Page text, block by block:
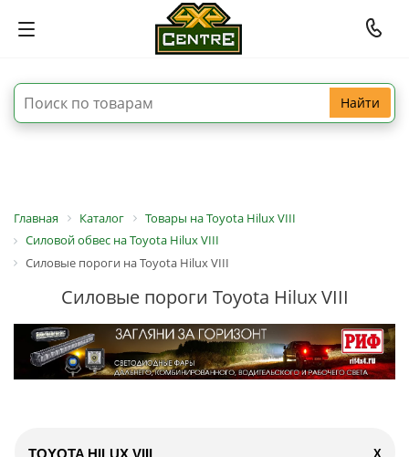
Найти
Главная Каталог
Товары на Toyota Hilux VIII
Силовой обвес на Toyota Hilux VIII
Силовые пороги на Toyota Hilux VIII
Силовые пороги Toyota Hilux VIII
TOYOTA HILUX VIII X